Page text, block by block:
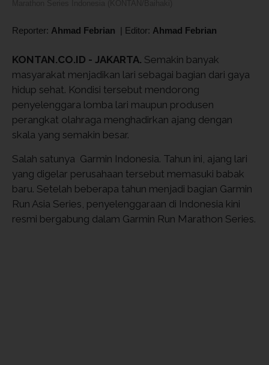
Reporter: Ahmad Febrian | Editor: Ahmad Febrian
KONTAN.CO.ID - JAKARTA. Semakin banyak
masyarakat menjadikan lari sebagai bagian dari gaya
hidup sehat. Kondisi tersebut mendorong
penyelenggara lomba lari maupun produsen
perangkat olahraga menghadirkan ajang dengan
skala yang semakin besar.
Salah satunya Garmin Indonesia. Tahun ini, ajang lari
yang digelar perusahaan tersebut memasuki babak
baru. Setelah beberapa tahun menjadi bagian Garmin
Run Asia Series, penyelenggaraan di Indonesia kini
resmi bergabung dalam Garmin Run Marathon Series.